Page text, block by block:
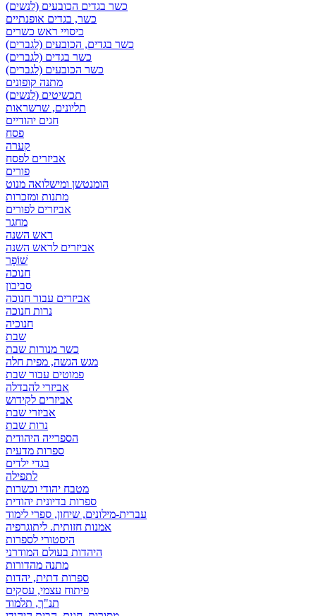
כשר בגדים הכובעים (לנשים)
כשר, בגדים אופנתיים
כיסויי ראש כשרים
כשר בגדים, הכובעים (לגברים)
כשר בגדים (לגברים)
כשר הכובעים (לגברים)
מתנה קופונים
תכשיטים (לנשים)
תליונים, שרשראות
חגים יהודיים
פסח
קערה
אביזרים לפסח
פורים
הומנטשן ומישלואה מנוט
מתנות ומזכרות
אביזרים לפורים
מחגר
ראש השנה
אביזרים לראש השנה
שׁוֹפָר
חנוכה
סביבון
אביזרים עבור חנוכה
נרות חנוכה
חנוכיה
שבת
כשר מנורות שבת
מגש הגשה, מפית חלה
פמוטים עבור שבת
אביזרי להבדלה
אביזרים לקידוש
אביזרי שבת
נרות שבת
הספרייה היהודית
ספרות מדעית
בגדי ילדים
לתפילה
מטבח יהודי וכשרות
ספרות בדיונית יהודית
עברית-מילונים, שיחון, ספרי לימוד
אמנות חזותית. ליתוגרפיה
היסטורי לספרות
היהדות בעולם המודרני
מתנה מהדורות
ספרות דתית, יהדות
פיתוח עצמי, עסקים
תנ"ך, תלמוד